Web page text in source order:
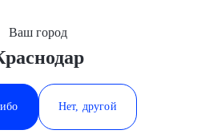
Минеральные Воды
Ростов-на-Дону
Ставрополь
Ваш город
Нет, другой
Автосервис Подвеска
в Краснодаре